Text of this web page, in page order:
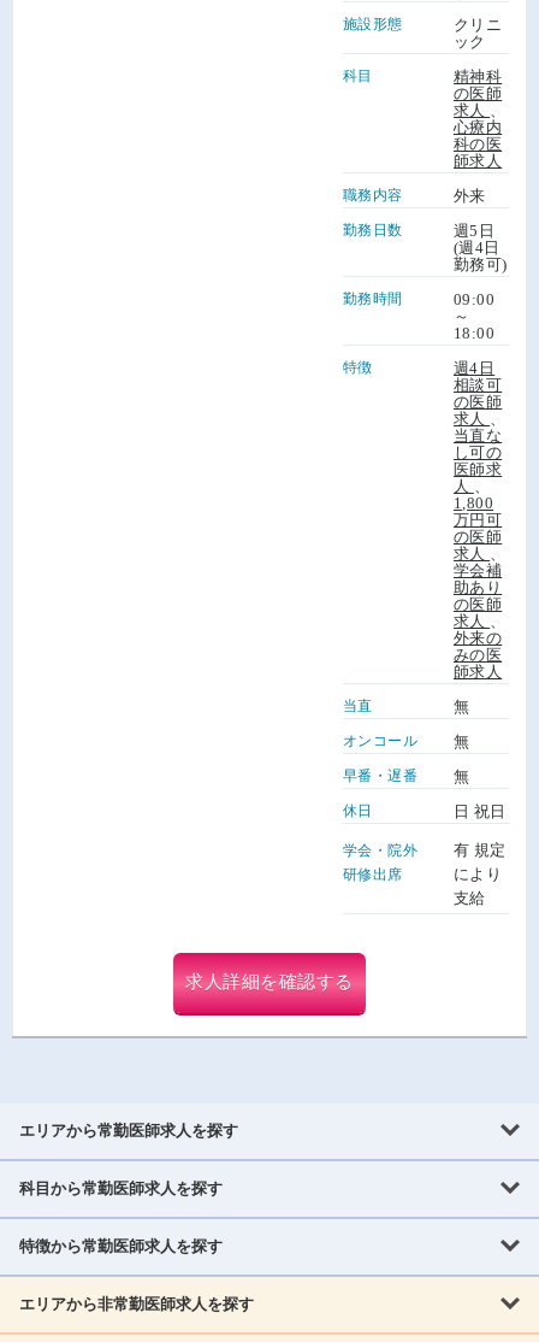
施設形態
クリニ
ック
科目
精神科
の医師
求人
心療内
科の医
師求人
職務内容 外来
勤務日数
週5日
(週4日
勤務可)
勤務時間
09:00
～
18:00
特徴
週4日
相談可
の医師
求人
当直な
し可の
医師求
人
1,800
万円可
の医師
求人
学会補
助あり
の医師
求人
外来の
みの医
師求人
当直 無
オンコール 無
早番・遅番 無
休日 日 祝日
学会・院外
研修出席
有 規定
により
支給
求人詳細を確認する
エリアから常勤医師求人を探す
北海道・東北
北海道 青森県 岩手県
科目から常勤医師求人を探す
内科系
消化器科 呼吸器科
特徴から常勤医師求人を探す
救急対応なし 女性医師歓迎
エリアから非常勤医師求人を探す